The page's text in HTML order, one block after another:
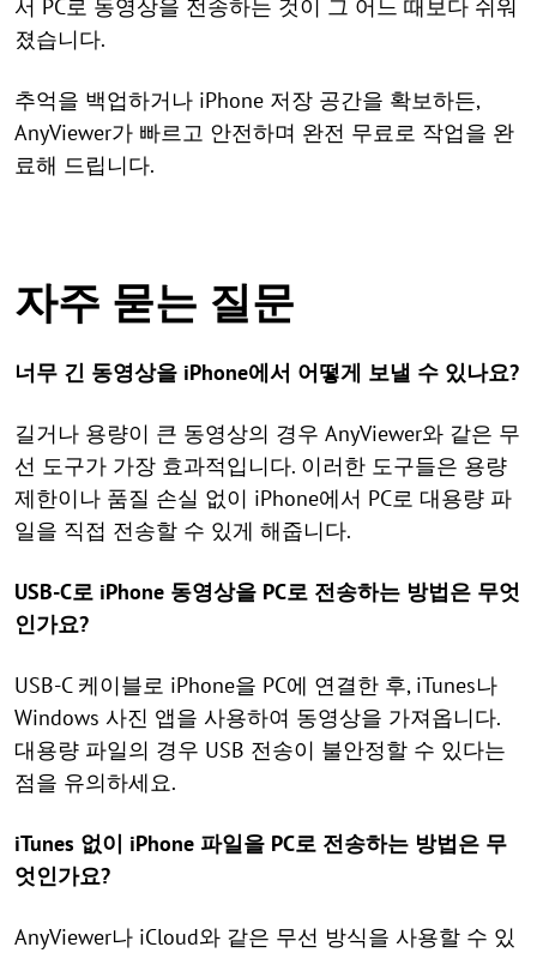
서 PC로 동영상을 전송하는 것이 그 어느 때보다 쉬워
졌습니다.
추억을 백업하거나 iPhone 저장 공간을 확보하든,
AnyViewer가 빠르고 안전하며 완전 무료로 작업을 완
료해 드립니다.
자주 묻는 질문
너무 긴 동영상을 iPhone에서 어떻게 보낼 수 있나요?
길거나 용량이 큰 동영상의 경우 AnyViewer와 같은 무
선 도구가 가장 효과적입니다. 이러한 도구들은 용량
제한이나 품질 손실 없이 iPhone에서 PC로 대용량 파
일을 직접 전송할 수 있게 해줍니다.
USB-C로 iPhone 동영상을 PC로 전송하는 방법은 무엇
인가요?
USB-C 케이블로 iPhone을 PC에 연결한 후, iTunes나
Windows 사진 앱을 사용하여 동영상을 가져옵니다.
대용량 파일의 경우 USB 전송이 불안정할 수 있다는
점을 유의하세요.
iTunes 없이 iPhone 파일을 PC로 전송하는 방법은 무
엇인가요?
AnyViewer나 iCloud와 같은 무선 방식을 사용할 수 있